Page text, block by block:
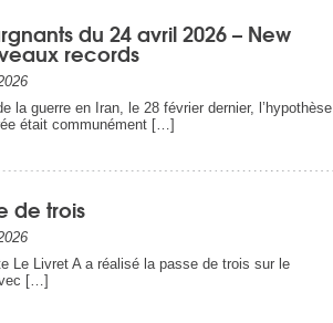
du 24 avril 2026 – New
records
la guerre en Iran, le 28 février dernier, l’hypothèse
était communément […]
de trois
Le Livret A a réalisé la passe de trois sur le
[…]